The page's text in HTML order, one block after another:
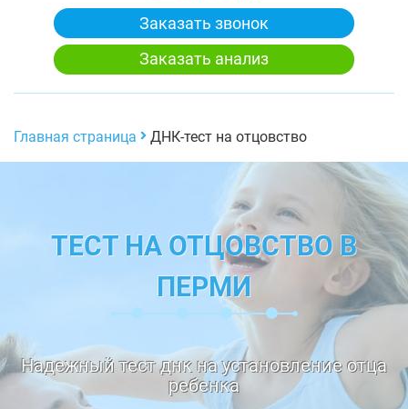
Заказать звонок
Заказать анализ
Главная страница ДНК-тест на отцовство
ТЕСТ НА ОТЦОВСТВО В
ПЕРМИ
Надежный тест днк на установление отца
ребенка